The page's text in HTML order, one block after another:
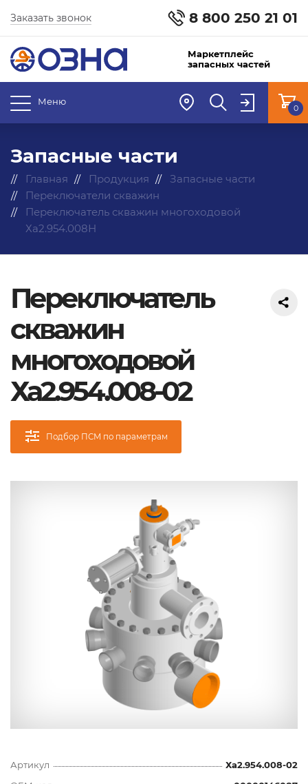
8 800 250 21 01
Заказать звонок
Маркетплейс
запасных частей
Меню
0
Запасные части
Главная Продукция
Запасные части
Переключатели скважин
Переключатель скважин многоходовой
Ха2.954.008Н
Переключатель
скважин
многоходовой
Ха2.954.008-02
Подбор ПСМ по параметрам
Артикул
Ха2.954.008-02